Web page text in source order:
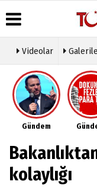
Üye Paneli
Haber
Arşivi
Gazete
Arşivi
Haberleri
Videolar
Gündem
kolaylığı